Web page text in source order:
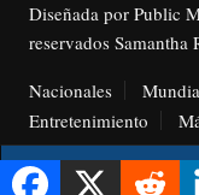
Diseñada por Public
reservados
Nacionales
Entretenimiento